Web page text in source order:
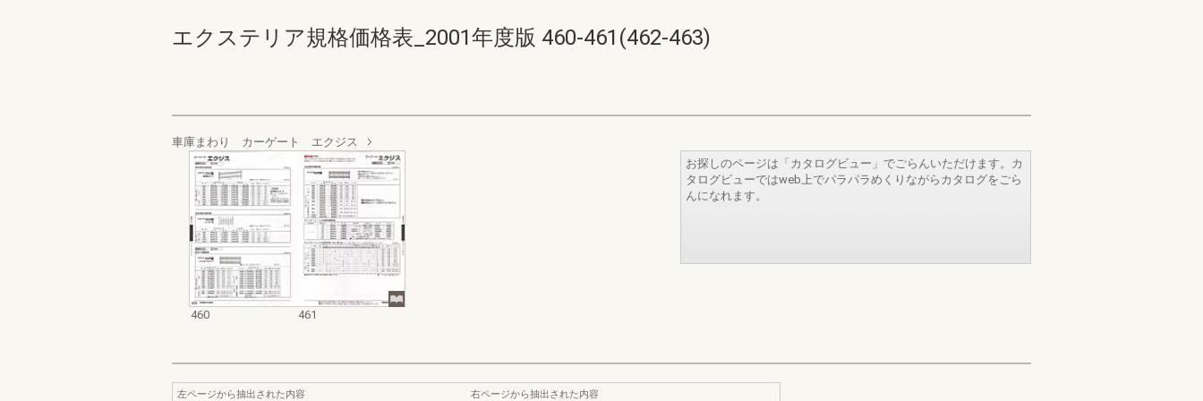
エクステリア規格価格表_2001年度版 460-461(462-463)
車庫まわり カーゲート エクジス
460 461
お探しのページは「カタログビュー」でごらんいただけます。カ
タログビューではweb上でパラパラめくりながらカタログをごら
んになれます。
左ページから抽出された内容
右ページから抽出された内容